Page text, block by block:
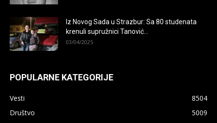
Iz Novog Sada u Strazbur: Sa 80 studenata
krenuli supružnici Tanović...
03/04/2025
POPULARNE KATEGORIJE
Vesti
8504
Društvo
5009